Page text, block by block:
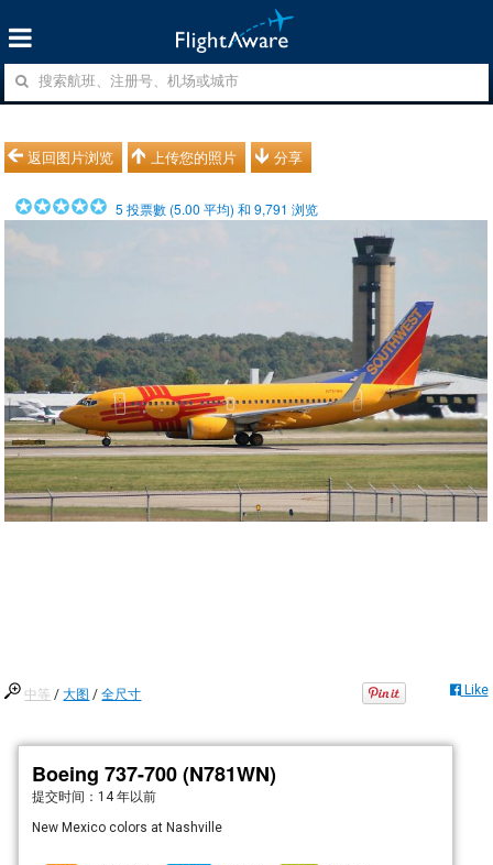
返回图片浏览 上传您的照片 分享
5 投票數 (5.00 平均) 和9,791 浏览
中等 /大图 /全尺寸 Like
Boeing 737-700 (N781WN)
提交时间： 14 年以前
New Mexico colors at Nashville